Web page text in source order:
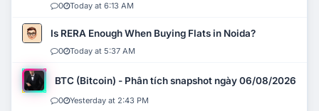
0 Today at 6:13 AM
Is RERA Enough When Buying Flats in Noida?
0 Today at 5:37 AM
BTC (Bitcoin) - Phân tích snapshot ngày 06/08/2026
0 Yesterday at 2:43 PM